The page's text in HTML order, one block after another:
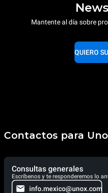
Mantente al día sobre
QUIERO
Contactos para
Consultas generales
Escríbenos y te responderemos lo
info.mexico@unox.com